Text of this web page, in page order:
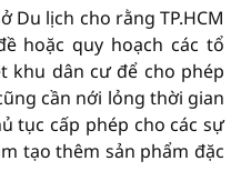
Du lịch cho rằng TP.HCM
hoặc quy hoạch các tổ
khu dân cư để cho phép
cần nới lỏng thời gian
tục cấp phép cho các sự
tạo thêm sản phẩm đặc